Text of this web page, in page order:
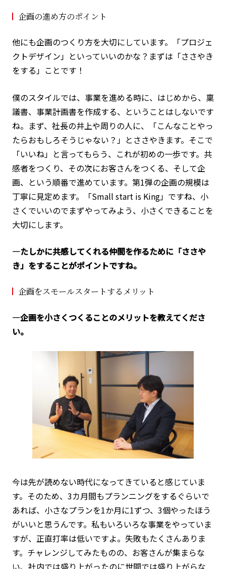
企画の進め方のポイント
他にも企画のつくり方を大切にしています。「プロジェ
クトデザイン」といっていいのかな？まずは「ささやき
をする」ことです！
僕のスタイルでは、事業を進める時に、はじめから、稟
議書、事業計画書を作成する、ということはしないです
ね。まず、社長の井上や周りの人に、「こんなことやっ
たらおもしろそうじゃない？」とささやきます。そこで
「いいね」と言ってもらう、これが初めの一歩です。共
感者をつくり、その次にお客さんをつくる、そして企
画、という順番で進めています。第1弾の企画の規模は
丁寧に見定めます。「Small start is King」ですね、小
さくでいいのでまずやってみよう、小さくできることを
大切にします。
―たしかに共感してくれる仲間を作るために「ささや
き」をすることがポイントですね。
企画をスモールスタートするメリット
―企画を小さくつくることのメリットを教えてくださ
い。
今は先が読めない時代になってきていると感じていま
す。そのため、3カ月間もプランニングをするぐらいで
あれば、小さなプランを1か月に1ずつ、3個やったほう
がいいと思うんです。私もいろいろな事業をやっていま
すが、正直打率は低いですよ。失敗もたくさんありま
す。チャレンジしてみたものの、お客さんが集まらな
い、社内では盛り上がったのに世間では盛り上がらな